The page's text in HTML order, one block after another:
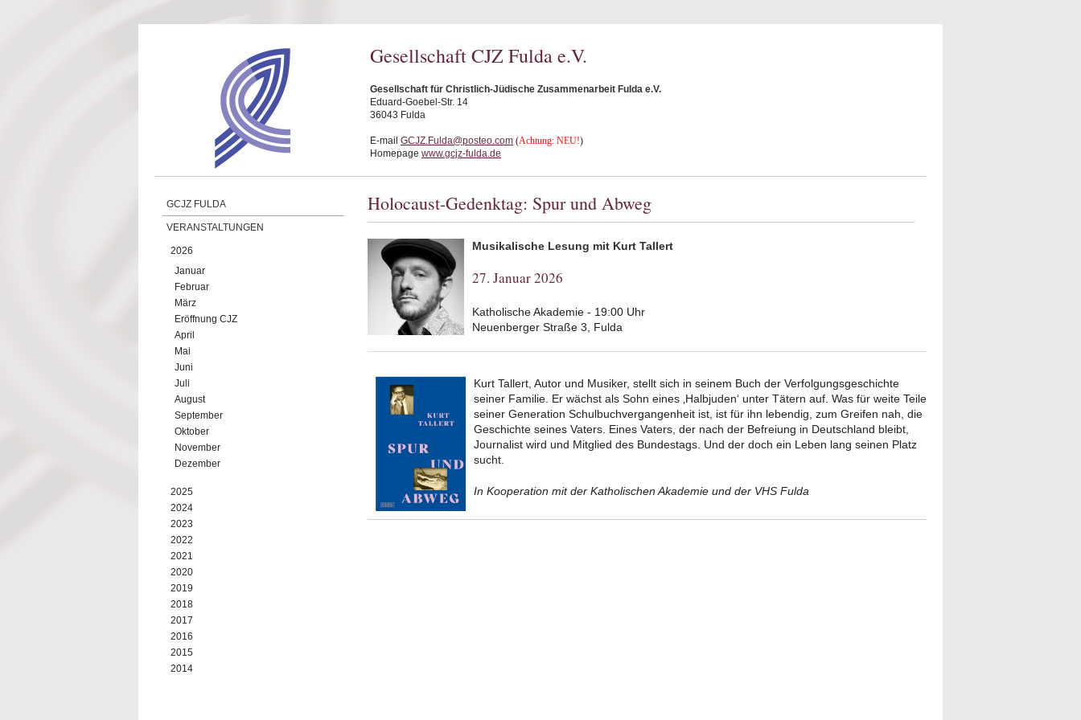
Gesellschaft CJZ Fulda e.V.
Gesellschaft für Christlich-Jüdische Zusammenarbeit Fulda e.V.
Eduard-Goebel-Str. 14
36043 Fulda
E-mail GCJZ.Fulda@posteo.com (Achtung: NEU!)
Homepage www.gcjz-fulda.de
GCJZ FULDA
VERANSTALTUNGEN
2026
Januar
Februar
März
Eröffnung CJZ
April
Mai
Juni
Juli
August
September
Oktober
November
Dezember
2025
2024
2023
2022
2021
2020
2019
2018
2017
2016
2015
2014
Holocaust-Gedenktag: Spur und Abweg
Musikalische Lesung mit Kurt Tallert
27. Januar 2026
Katholische Akademie - 19:00 Uhr
Neuenberger Straße 3, Fulda
Kurt Tallert, Autor und Musiker, stellt sich in seinem Buch der Verfolgungsgeschichte
seiner Familie. Er wächst als Sohn eines ‚Halbjuden‘ unter Tätern auf. Was für weite Teile
seiner Generation Schulbuchvergangenheit ist, ist für ihn lebendig, zum Greifen nah, die
Geschichte seines Vaters. Eines Vaters, der nach der Befreiung in Deutschland bleibt,
Journalist wird und Mitglied des Bundestags. Und der doch ein Leben lang seinen Platz
sucht.
In Kooperation mit der Katholischen Akademie und der VHS Fulda